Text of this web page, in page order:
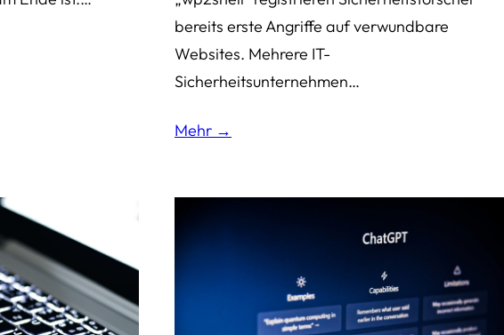
bereits erste Angriffe auf verwundbare
Websites. Mehrere IT-
Sicherheitsunternehmen…
Mehr →